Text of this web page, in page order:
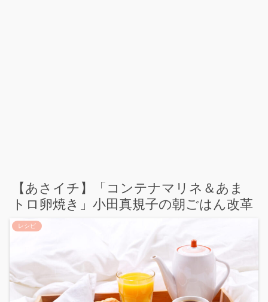
【あさイチ】「コンテナマリネ＆あま
トロ卵焼き」小田真規子の朝ごはん改革
レシピ